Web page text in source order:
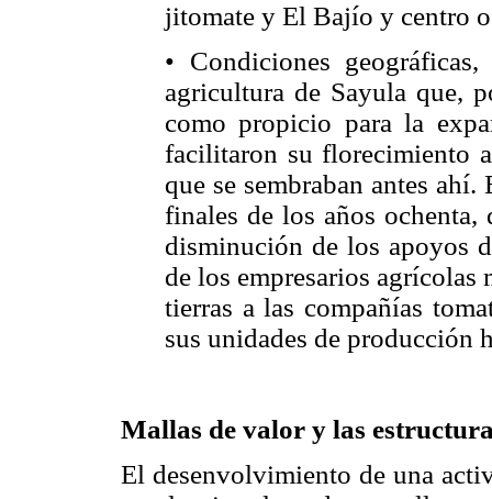
jitomate y El Bajío y centro
• Condiciones
agricultura de Sayula que,
como propicio para la
facilitaron su florecimiento
que se sembraban antes
finales de los años
disminución de los apoyos
de los empresarios agrícolas
tierras a las compañías
sus unidades de producción
Mallas de valor y las
El desenvolvimiento de una